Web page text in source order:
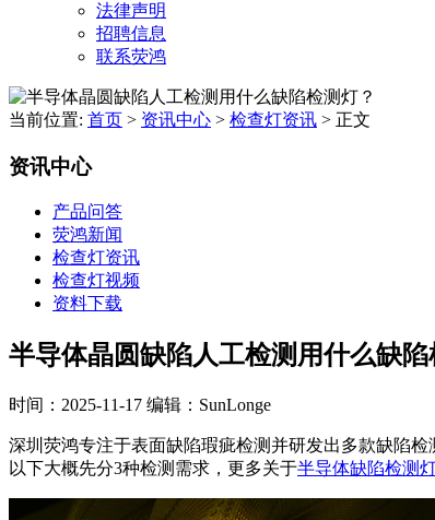
法律声明
招聘信息
联系荧鸿
当前位置: 首页 > 资讯中心 > 检查灯资讯 > 正文
资讯中心
产品问答
荧鸿新闻
检查灯资讯
检查灯视频
资料下载
半导体晶圆缺陷人工检测用什么缺陷
时间：2025-11-17 编辑：SunLonge
深圳荧鸿专注于表面缺陷瑕疵检测并研发出多款缺陷
以下大概先分3种检测需求，更多关于半导体缺陷检测